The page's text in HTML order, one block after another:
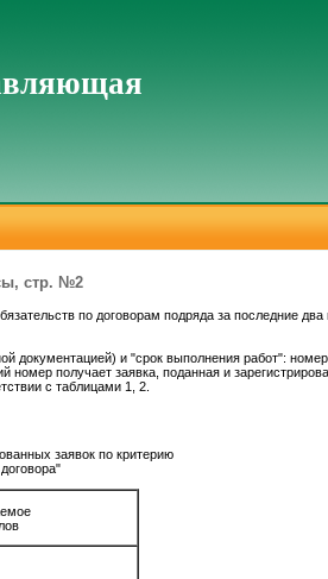
стр. №2
по договорам подряда за последние
документацией) и "срок выполнения работ":
получает заявка, поданная и
с таблицами 1, 2.
заявок по критерию